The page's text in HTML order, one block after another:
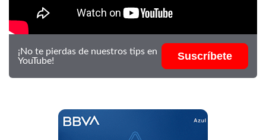
¡No te pierdas de nuestros tips en
YouTube!
Suscríbete